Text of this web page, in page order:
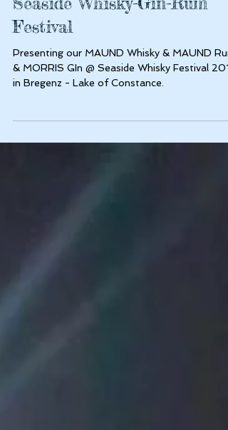
Seaside Whisky-Gin-Rum
Festival
Presenting our MAUND Whisky & MAUND
& MORRIS GIn @ Seaside Whisky Festival